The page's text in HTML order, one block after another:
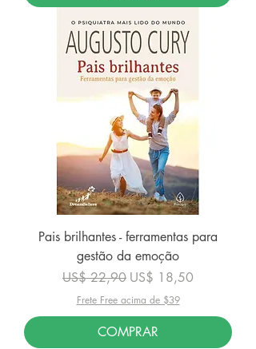
Pais brilhantes - ferramentas para
gestão da emoção
Preço normal
US$ 22,90 Preço promocional
US$ 18,50
Frete Free acima de $39
COMPRAR